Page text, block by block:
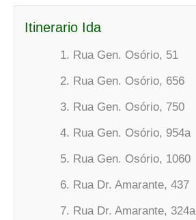
Itinerario Ida
Rua Gen. Osório, 51
Rua Gen. Osório, 656
Rua Gen. Osório, 750
Rua Gen. Osório, 954a
Rua Gen. Osório, 1060
Rua Dr. Amarante, 437
Rua Dr. Amarante, 324a